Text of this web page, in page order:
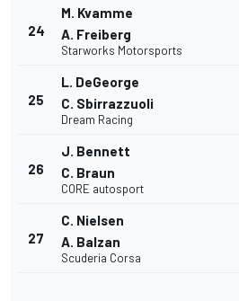
24
M. Kvamme
A. Freiberg
Starworks Motorsports
25
L. DeGeorge
C. Sbirrazzuoli
Dream Racing
26
J. Bennett
C. Braun
CORE autosport
27
C. Nielsen
A. Balzan
Scuderia Corsa